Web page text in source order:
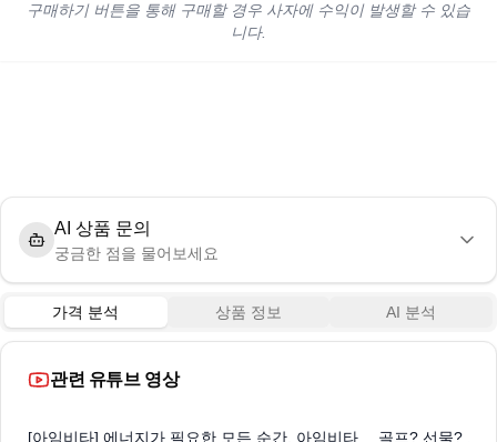
구매하기 버튼을 통해 구매할 경우 사자에 수익이 발생할 수 있습
니다.
AI 상품 문의
궁금한 점을 물어보세요
가격 분석 상품 정보 AI 분석
관련 유튜브 영상
[아임비타] 에너지가 필요한 모든 순간, 아임비타 이뮨샷골프? 선물? 요